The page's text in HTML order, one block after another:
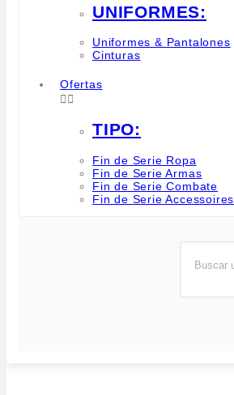
UNIFORMES:
Uniformes & Pantalones
Cinturas
Ofertas

TIPO:
Fin de Serie Ropa
Fin de Serie Armas
Fin de Serie Combate
Fin de Serie Accessoires